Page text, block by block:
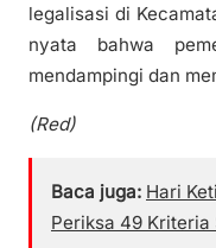
legalisasi di
nyata bahwa
mendampingi dan
(Red)
Baca juga: Hari
Periksa 49 Kriteria